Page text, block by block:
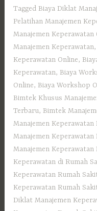
Tagged Biaya Diklat
Pelatihan Manajemen
Manajemen Keperawatan
Manajemen Keperawatan,
Keperawatan Online,
Keperawatan, Biaya
Online, Biaya Workshop
Bimtek Khusus
Terbaru, Bimtek
Manajemen Keperawatan
Manajemen Keperawatan
Manajemen Keperawatan
Keperawatan di Rumah
Keperawatan Rumah
Keperawatan Rumah
Diklat Manajemen